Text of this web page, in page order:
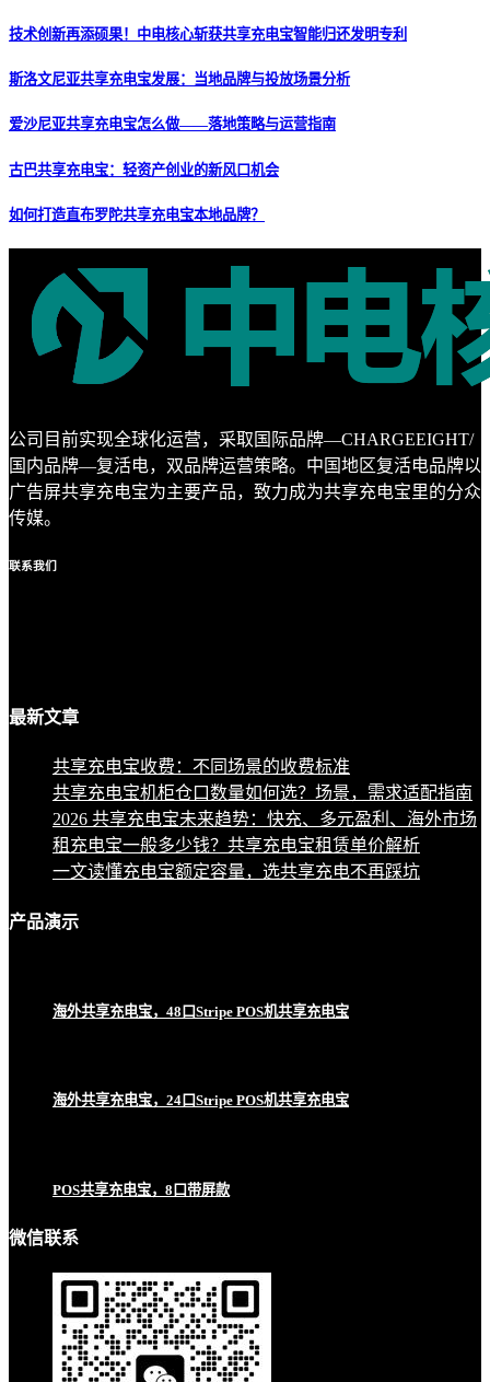
技术创新再添硕果！中电核心斩获共享充电宝智能归还发明专利
斯洛文尼亚共享充电宝发展：当地品牌与投放场景分析
爱沙尼亚共享充电宝怎么做——落地策略与运营指南
古巴共享充电宝：轻资产创业的新风口机会
如何打造直布罗陀共享充电宝本地品牌？
公司目前实现全球化运营，采取国际品牌—CHARGEEIGHT/
国内品牌—复活电，双品牌运营策略。中国地区复活电品牌以
广告屏共享充电宝为主要产品，致力成为共享充电宝里的分众
传媒。
联系我们
最新文章
共享充电宝收费：不同场景的收费标准
共享充电宝机柜仓口数量如何选？场景，需求适配指南
2026 共享充电宝未来趋势：快充、多元盈利、海外市场
租充电宝一般多少钱？共享充电宝租赁单价解析
一文读懂充电宝额定容量，选共享充电不再踩坑
产品演示
海外共享充电宝，48口Stripe POS机共享充电宝
海外共享充电宝，24口Stripe POS机共享充电宝
POS共享充电宝，8口带屏款
微信联系